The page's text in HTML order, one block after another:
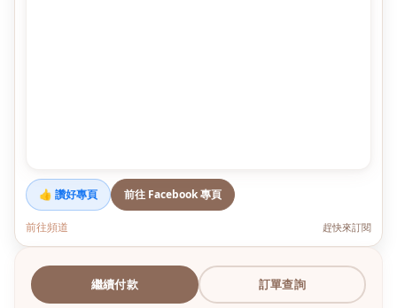
👍 讚好專頁 前往 Facebook 專頁
前往頻道 趕快來訂閱
繼續付款 訂單查詢